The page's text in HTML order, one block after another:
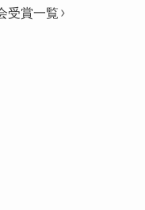
受賞一覧